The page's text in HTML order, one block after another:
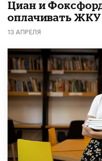
Циан и
оплачивать ЖКУ
13 АПРЕЛЯ